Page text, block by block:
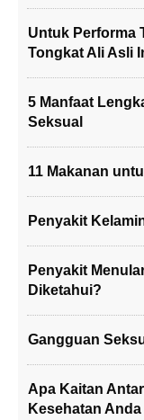
Untuk Performa
Tongkat Ali Asli
5 Manfaat
Seksual
11 Makanan
Penyakit
Penyakit
Diketahui?
Gangguan
Apa Kaitan
Kesehatan